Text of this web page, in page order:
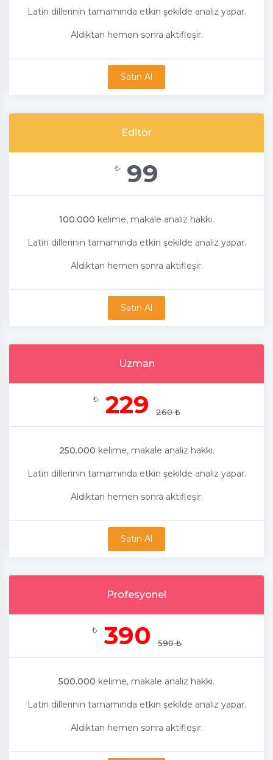
Latin dillerinin tamamında etkin şekilde analiz yapar.
Aldıktan hemen sonra aktifleşir.
Satın Al
Editör
₺ 99
100.000 kelime, makale analiz hakkı.
Latin dillerinin tamamında etkin şekilde analiz yapar.
Aldıktan hemen sonra aktifleşir.
Satın Al
Uzman
₺ 229 260 ₺
250.000 kelime, makale analiz hakkı.
Latin dillerinin tamamında etkin şekilde analiz yapar.
Aldıktan hemen sonra aktifleşir.
Satın Al
Profesyonel
₺ 390 590 ₺
500.000 kelime, makale analiz hakkı.
Latin dillerinin tamamında etkin şekilde analiz yapar.
Aldıktan hemen sonra aktifleşir.